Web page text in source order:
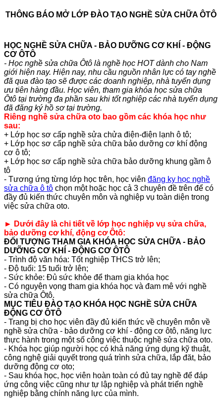
THÔNG BÁO MỞ LỚP ĐÀO TẠO NGHỀ SỬA CHỮA ÔTÔ
HỌC NGHỀ SỬA CHỮA - BẢO DƯỠNG CƠ KHÍ - ĐỘNG
CƠ ÔTÔ
- Học nghề sửa chữa Ôtô là nghề học HOT dành cho Nam
giới hiện nay. Hiện nay, nhu cầu nguồn nhân lực có tay nghề
đã qua đào tạo sẽ được các doanh nghiệp, nhà tuyển dụng
ưu tiên hàng đầu. Học viên, tham gia khóa học sửa chữa
Ôtô tại trường đa phần sau khi tốt nghiệp các nhà tuyển dụng
đã đăng ký hồ sơ tại trường.
Riêng nghề sửa chữa oto bao gồm các khóa học như
sau:
+ Lớp học sơ cấp nghề sửa chửa điện-điện lạnh ô tô;
+ Lớp học sơ cấp nghề sửa chữa bảo dưỡng cơ khí động
cơ ô tô;
+ Lớp học sơ cấp nghề sửa chữa bảo dưỡng khung gầm ô
tô
- Tương ứng từng lớp học trên, học viên đăng ky học nghề
sửa chữa ô tô chọn một hoặc học cả 3 chuyên đề trên để có
đầy đủ kiến thức chuyên môn và nghiệp vụ toàn diện trong
việc sửa chữa oto.
► Dưới đây là chi tiết về lớp học nghiệp vụ sửa chữa,
bảo dưỡng cơ khí, động cơ Ôtô:
ĐỐI TƯỢNG THAM GIA KHÓA HỌC SỬA CHỮA - BẢO
DƯỠNG CƠ KHÍ - ĐỘNG CƠ ÔTÔ
- Trình độ văn hóa: Tốt nghiệp THCS trở lên;
- Độ tuổi: 15 tuổi trở lên;
- Sức khỏe: Đủ sức khỏe để tham gia khóa học
- Có nguyện vọng tham gia khóa học và đam mê với nghề
sửa chữa Ôtô.
MỤC TIÊU ĐÀO TẠO KHÓA HỌC NGHỀ SỬA CHỮA
ĐỘNG CƠ ÔTÔ
- Trang bị cho học viên đầy đủ kiến thức về chuyên môn về
nghề sửa chữa - bảo dưỡng cơ khí - động cơ ôtô, năng lực
thực hành trong một số công việc thuộc nghề sửa chữa oto.
- Khóa học giúp người học có khả năng ứng dụng kỹ thuật,
công nghệ giải quyết trong quá trình sửa chữa, lắp đăt, bảo
dưỡng động cơ oto;
- Sau khóa học, học viên hoàn toàn có đủ tay nghề để đáp
ứng công việc cũng như tự lập nghiệp và phát triển nghề
nghiệp bằng chính năng lực của mình.